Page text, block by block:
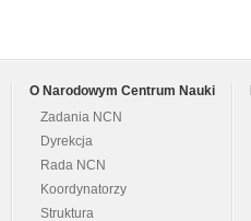
O Narodowym Centrum Nauki
Zadania NCN
Dyrekcja
Rada NCN
Koordynatorzy
Struktura